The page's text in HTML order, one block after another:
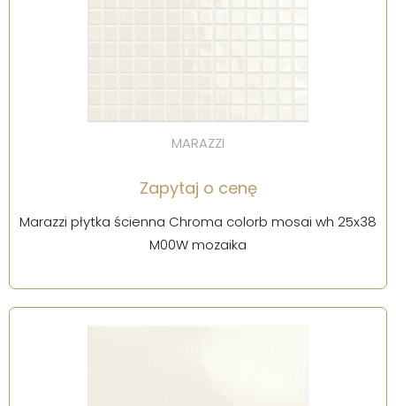
MARAZZI
Zapytaj o cenę
Marazzi płytka ścienna Chroma colorb mosai wh 25x38
M00W mozaika